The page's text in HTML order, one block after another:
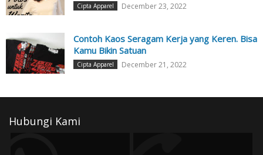
Cipta Apparel December 23, 2022
Contoh Kaos Seragam Kerja yang Keren. Bisa
Kamu Bikin Satuan
Cipta Apparel December 21, 2022
Hubungi Kami